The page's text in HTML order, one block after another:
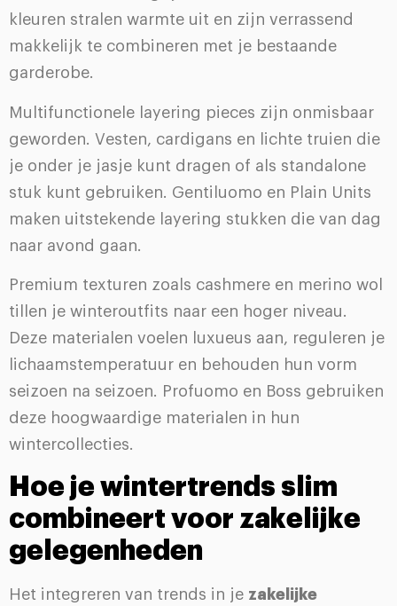
kleuren stralen warmte uit en zijn verrassend
makkelijk te combineren met je bestaande
garderobe.
Multifunctionele layering pieces zijn onmisbaar
geworden. Vesten, cardigans en lichte truien die
je onder je jasje kunt dragen of als standalone
stuk kunt gebruiken. Gentiluomo en Plain Units
maken uitstekende layering stukken die van dag
naar avond gaan.
Premium texturen zoals cashmere en merino wol
tillen je winteroutfits naar een hoger niveau.
Deze materialen voelen luxueus aan, reguleren je
lichaamstemperatuur en behouden hun vorm
seizoen na seizoen. Profuomo en Boss gebruiken
deze hoogwaardige materialen in hun
wintercollecties.
Hoe je wintertrends slim
combineert voor zakelijke
gelegenheden
Het integreren van trends in je zakelijke